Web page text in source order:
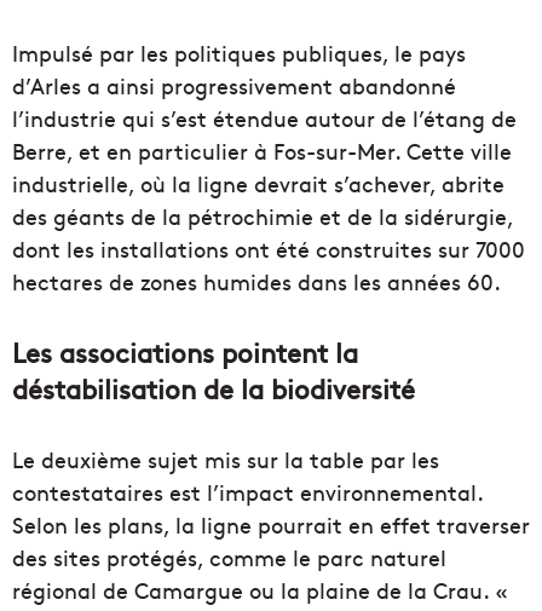
Impulsé par les politiques publiques, le pays
d’Arles a ainsi progressivement abandonné
l’industrie qui s’est étendue autour de l’étang de
Berre, et en particulier à Fos-sur-Mer. Cette ville
industrielle, où la ligne devrait s’achever, abrite
des géants de la pétrochimie et de la sidérurgie,
dont les installations ont été construites sur 7000
hectares de zones humides dans les années 60.
Les associations pointent la
déstabilisation de la biodiversité
Le deuxième sujet mis sur la table par les
contestataires est l’impact environnemental.
Selon les plans, la ligne pourrait en effet traverser
des sites protégés, comme le parc naturel
régional de Camargue ou la plaine de la Crau. «